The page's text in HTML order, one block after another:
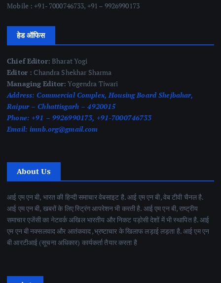
Mobile : +91- 7000746733, +91 – 9926990173
हेड ऑफिस
Chief Editor: Bharat Yogi
Editor : Chandra Shekhar Sharma
Managing Editor: Yogendra Tiwari
Address: Commercial Complex, Housing Board Shejbahar,
Raipur – Chhattisgarh – 4920015
Phone: +91 – 9926990173, +91-7000746733
Email: imnb.org@gmail.com
About Us
आई एम एन बी, भारत की हिन्दी समाचार वेबसाइट है. आई एम एन बी, वेब टीवी चैनल है.
आई एम एन बी, खबरों के लिए स्ट्रिंग आपरेशन भी करती है. आई एम एन बी, राष्ट्रीय
समाचार एजेंसी का नेटवर्क अखिल भारतीय और निकट पड़ोसी देशों में भी स्थापित है. आई
एम एन बी नक्सलवाद और आतंकवाद ,भ्रष्टाचार के खिलाफ लड़ाई लड़ता है. आई एम एन
बी आरटीआई (सूचना अधिकार) कार्यकर्ता तैयार करता है